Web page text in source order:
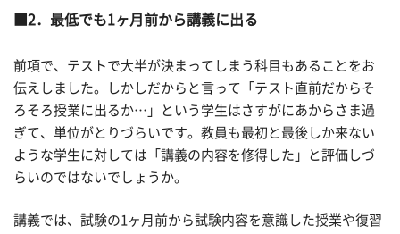
2．最低でも1ヶ月前から講義に出る
前項で、テストで大半が決まってしまう科目もあることをお
伝えしました。しかしだからと言って「テスト直前だからそ
ろそろ授業に出るか…」という学生はさすがにあからさま過
ぎて、単位がとりづらいです。教員も最初と最後しか来ない
ような学生に対しては「講義の内容を修得した」と評価しづ
らいのではないでしょうか。
講義では、試験の1ヶ月前から試験内容を意識した授業や復習